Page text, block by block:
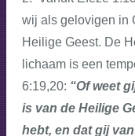
wij als gelovigen in
Heilige Geest. De
lichaam is een
6:19,20: “Of weet
is van de Heilige
hebt, en dat gij